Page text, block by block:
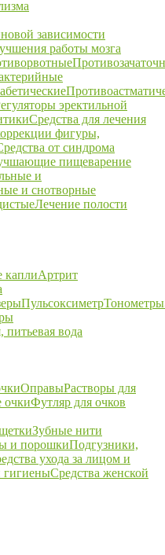
зависимости
работы мозга
эректильной
Средства для лечения
фигуры,
от синдрома
пищеварение
и
и снотворные
Лечение полости
Артрит
ПульсоксиметрТонометры
питьевая вода
ОправыРастворы для
очкиФутляр для очков
Зубные нити
и порошкиПодгузники,
ухода за лицом и
гигиеныСредства женской